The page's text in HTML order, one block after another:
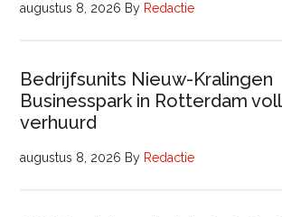
augustus 8, 2026 By Redactie
Bedrijfsunits Nieuw-Kralingen
Businesspark in Rotterdam
verhuurd
augustus 8, 2026 By Redactie